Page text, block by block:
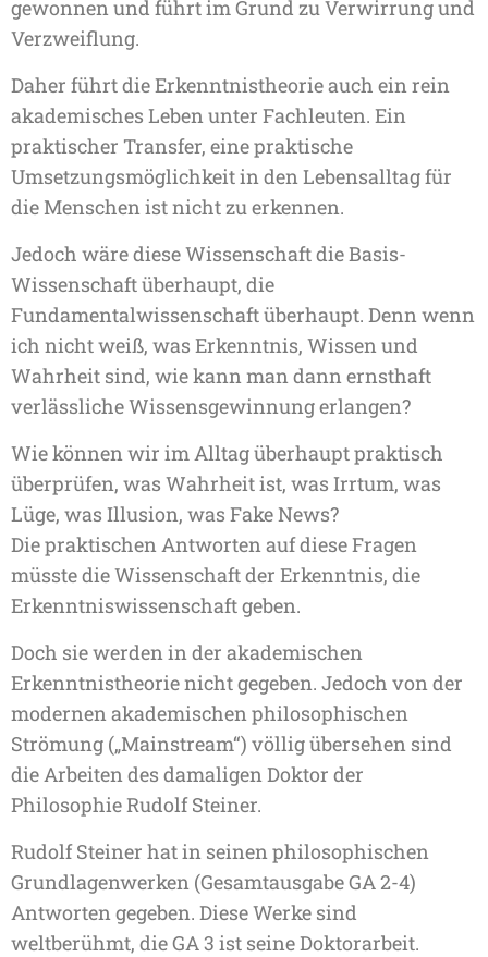
gewonnen und führt im Grund zu Verwirrung und
Verzweiflung.
Daher führt die Erkenntnistheorie auch ein rein
akademisches Leben unter Fachleuten. Ein
praktischer Transfer, eine praktische
Umsetzungsmöglichkeit in den Lebensalltag für
die Menschen ist nicht zu erkennen.
Jedoch wäre diese Wissenschaft die Basis-
Wissenschaft überhaupt, die
Fundamentalwissenschaft überhaupt. Denn wenn
ich nicht weiß, was Erkenntnis, Wissen und
Wahrheit sind, wie kann man dann ernsthaft
verlässliche Wissensgewinnung erlangen?
Wie können wir im Alltag überhaupt praktisch
überprüfen, was Wahrheit ist, was Irrtum, was
Lüge, was Illusion, was Fake News?
Die praktischen Antworten auf diese Fragen
müsste die Wissenschaft der Erkenntnis, die
Erkenntniswissenschaft geben.
Doch sie werden in der akademischen
Erkenntnistheorie nicht gegeben. Jedoch von der
modernen akademischen philosophischen
Strömung („Mainstream“) völlig übersehen sind
die Arbeiten des damaligen Doktor der
Philosophie Rudolf Steiner.
Rudolf Steiner hat in seinen philosophischen
Grundlagenwerken (Gesamtausgabe GA 2-4)
Antworten gegeben. Diese Werke sind
weltberühmt, die GA 3 ist seine Doktorarbeit.